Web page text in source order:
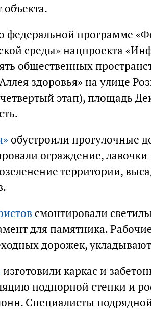
федеральной программе
среды» нацпроекта
общественных
здоровья» на улице
этап), площадь
обустроили прогулочные
ограждение,
территории,
смонтировали
для памятника.
дорожек,
изготовили каркас и
подпорной стенки и
Специалисты